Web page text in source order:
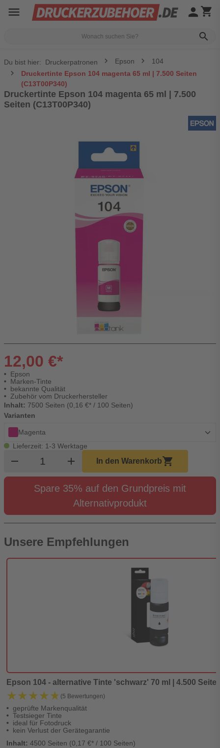
menu
search
person shopping_cart
Du bist hier: Druckerpatronen Epson
104
Druckertinte Epson 104 magenta 65 ml | 7.500 Seiten
(C13T00P340)
Druckertinte Epson 104 magenta 65 ml | 7.500
Seiten (C13T00P340)
12,00 €*
Epson
Marken-Tinte
bekannte Qualität
Zubehör vom Druckerhersteller
Inhalt: 7500 Seiten (0,16 €* / 100 Seiten)
Varianten
Magenta
Lieferzeit: 1-3 Werktage
remove Produkt Warenkorb Menge
add In den Warenkorbshopping_cart
Spare 35% auf den Grundpreis mit
Alternativprodukt
Unsere Empfehlungen
Epson 104 - alternative Tinte 'schwarz' 70 ml | 4.500
★★★★★
★★★★★ (5 Bewertungen)
geprüfte Markenqualität
Testsieger Tinte
ideal für Fotodruck
kein Verlust der Gerätegarantie
Inhalt: 4500 Seiten (0,17 €* / 100 Seiten)